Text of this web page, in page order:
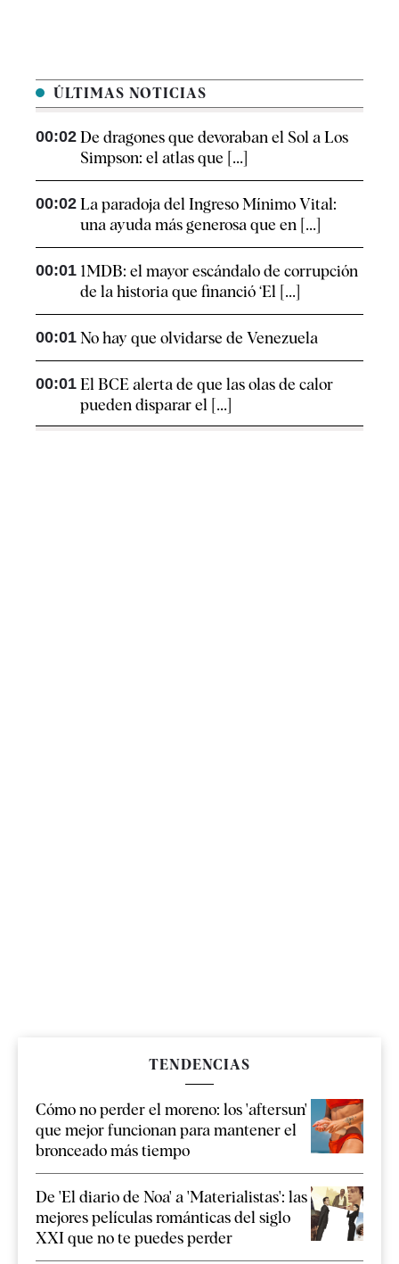
ÚLTIMAS NOTICIAS
00:02 De dragones que devoraban el Sol a Los
Simpson: el atlas que [...]
00:02 La paradoja del Ingreso Mínimo Vital:
una ayuda más generosa que en [...]
00:01 1MDB: el mayor escándalo de corrupción
de la historia que financió ‘El [...]
00:01 No hay que olvidarse de Venezuela
00:01 El BCE alerta de que las olas de calor
pueden disparar el [...]
TENDENCIAS
Cómo no perder el moreno: los 'aftersun'
que mejor funcionan para mantener el
bronceado más tiempo
De 'El diario de Noa' a 'Materialistas': las
mejores películas románticas del siglo
XXI que no te puedes perder